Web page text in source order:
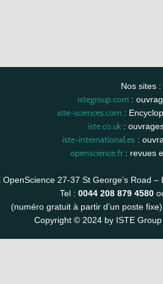
Nos sites :
istegroup.com:
iste-sciences.com:
iste.co.uk :
iste-international.es:
openscience.fr: revues
OpenScience 27-37 St George’s Road
Tel : 0044 208 879 4580
(numéro gratuit à partir d’un poste fixe)
Copyright © 2024 by ISTE